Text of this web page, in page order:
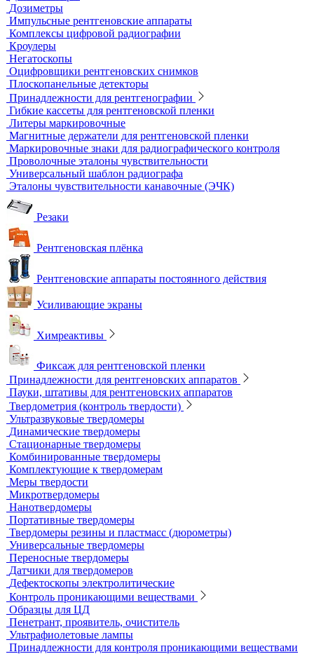
Образцы шероховатости поверхности
Принадлежности для визуального и измерительного
контроля
Рулетки измерительные
Секундомеры
Расходные материалы для визуального и измерительного
контроля
Динамометры
Измерительный инструмент
Радиационный контроль
Проявочные машины для рентгеновской пленки
Денситометры
Дозиметры
Импульсные рентгеновские аппараты
Комплексы цифровой радиографии
Кроулеры
Негатоскопы
Оцифровщики рентгеновских снимков
Плоскопанельные детекторы
Принадлежности для рентгенографии
Гибкие кассеты для рентгеновской пленки
Литеры маркировочные
Магнитные держатели для рентгеновской пленки
Маркировочные знаки для радиографического контроля
Проволочные эталоны чувствительности
Универсальный шаблон радиографа
Эталоны чувствительности канавочные (ЭЧК)
Резаки
Рентгеновская плёнка
Рентгеновские аппараты постоянного действия
Усиливающие экраны
Химреактивы
Фиксаж для рентгеновской пленки
Принадлежности для рентгеновских аппаратов
Пауки, штативы для рентгеновских аппаратов
Твердометрия (контроль твердости)
Ультразвуковые твердомеры
Динамические твердомеры
Стационарные твердомеры
Комбинированные твердомеры
Комплектующие к твердомерам
Меры твердости
Микротвердомеры